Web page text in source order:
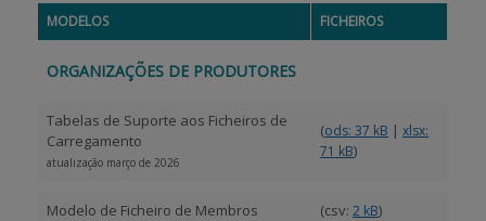
BENEFICIARY SUPPORT
Login / Register
MODELOS FICHEIROS
ORGANIZAÇÕES DE PRODUTORES
Tabelas de Suporte aos Ficheiros de
Carregamento
atualização março de 2026
(ods: 37 kB | xlsx:
71 kB)
Modelo de Ficheiro de Membros (csv: 2 kB)